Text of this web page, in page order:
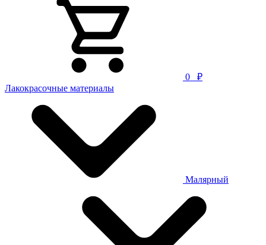
0
₽
Лакокрасочные материалы
Малярный